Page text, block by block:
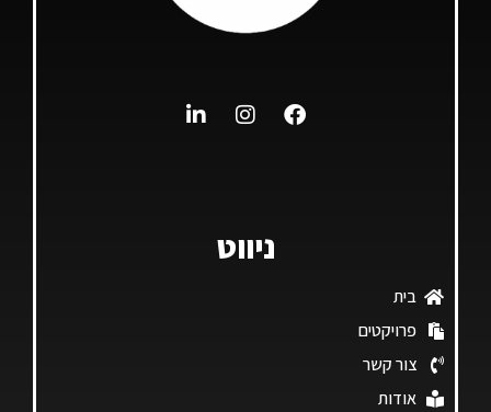
ניווט
בית
פרויקטים
צור קשר
אודות